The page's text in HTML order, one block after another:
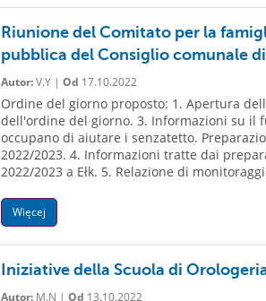
Riunione del Comitato per la
pubblica del Consiglio comunale di
Autor:V.Y | Od 17.10.2022
Ordine del giorno proposto: 1. Apertura
dell'ordine del giorno. 3. Informazioni su il
occupano di aiutare i senzatetto.
2022/2023. 4. Informazioni tratte dai
2022/2023 a Ełk. 5. Relazione di
Więcej
Iniziative della Scuola di
Autor:M.N | Od 13.10.2022